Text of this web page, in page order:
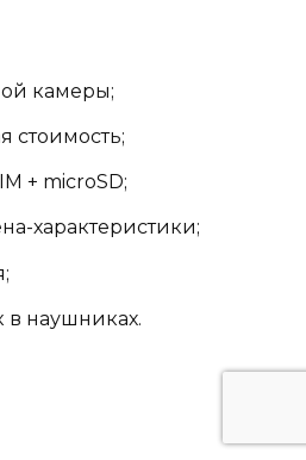
камеры;
стоимость;
+ microSD;
характеристики;
наушниках.